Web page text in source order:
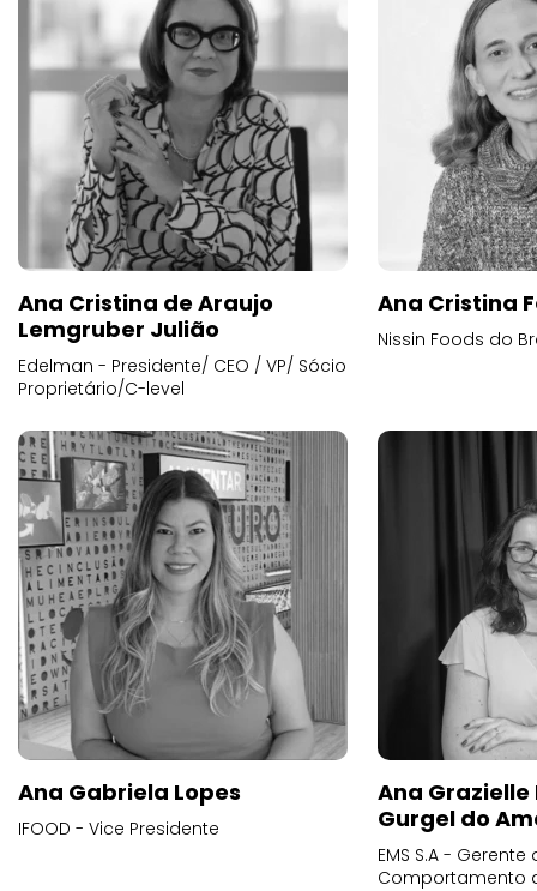
Ana Cristina de Araujo
Lemgruber Julião
Edelman - Presidente/ CEO / VP/ Sócio
Proprietário/C-level
Ana Cristina
Nissin Foods do
Ana Gabriela Lopes
IFOOD - Vice Presidente
Ana
Gurgel do
EMS S.A -
Comportamento